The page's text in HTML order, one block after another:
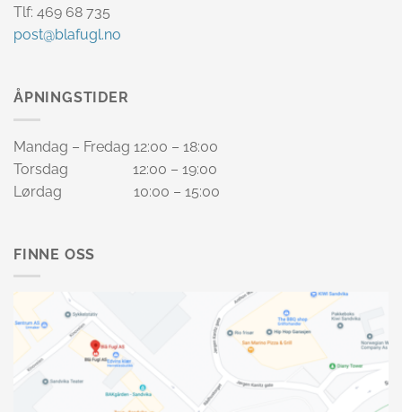
Tlf: 469 68 735
post@blafugl.no
ÅPNINGSTIDER
Mandag – Fredag 12:00 – 18:00
Torsdag 12:00 – 19:00
Lørdag 10:00 – 15:00
FINNE OSS